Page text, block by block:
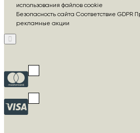
использования файлов cookie
Безопасность сайта Соответствие GDPR
рекламные акции